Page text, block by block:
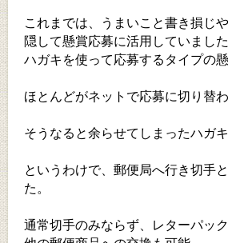
これまでは、うまいこと書き損じ
隠して懸賞応募に活用していまし
ハガキを使って応募するタイプの懸
ほとんどがネットで応募に切り替わ
そうなると余らせてしまったハガ
というわけで、郵便局へ行き切手
た。
通常切手のみならず、レターパッ